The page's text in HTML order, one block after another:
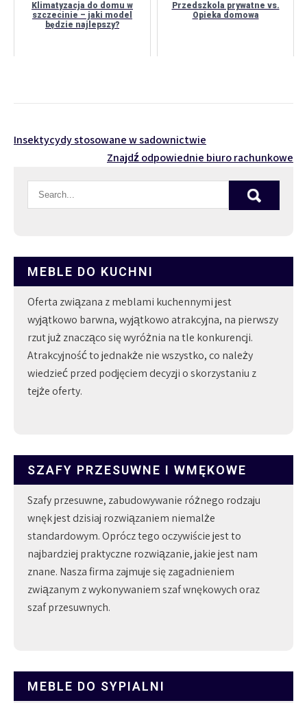
Klimatyzacja do domu w
szczecinie – jaki model
będzie najlepszy?
Przedszkola prywatne vs.
Opieka domowa
Nawigacja
Insektycydy stosowane w sadownictwie
Znajdź odpowiednie biuro rachunkowe
MEBLE DO KUCHNI
Oferta związana z meblami kuchennymi jest
wyjątkowo barwna, wyjątkowo atrakcyjna, na pierwszy
rzut już znacząco się wyróżnia na tle konkurencji.
Atrakcyjność to jednakże nie wszystko, co należy
wiedzieć przed podjęciem decyzji o skorzystaniu z
tejże oferty.
SZAFY PRZESUWNE I WMĘKOWE
Szafy przesuwne, zabudowywanie różnego rodzaju
wnęk jest dzisiaj rozwiązaniem niemalże
standardowym. Oprócz tego oczywiście jest to
najbardziej praktyczne rozwiązanie, jakie jest nam
znane. Nasza firma zajmuje się zagadnieniem
związanym z wykonywaniem szaf wnękowych oraz
szaf przesuwnych.
MEBLE DO SYPIALNI